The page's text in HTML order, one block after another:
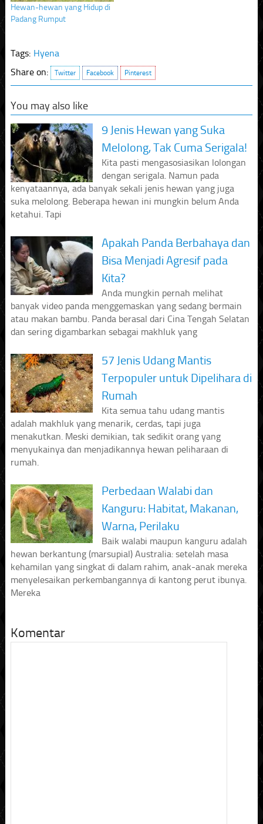
Hewan-hewan yang Hidup di
Padang Rumput
Tags: Hyena
Share on:
Twitter Facebook Pinterest
You may also like
9 Jenis Hewan yang Suka
Melolong, Tak Cuma Serigala!
Kita pasti mengasosiasikan lolongan
dengan serigala. Namun pada
kenyataannya, ada banyak sekali jenis hewan yang juga
suka melolong. Beberapa hewan ini mungkin belum Anda
ketahui. Tapi
Apakah Panda Berbahaya dan
Bisa Menjadi Agresif pada
Kita?
Anda mungkin pernah melihat
banyak video panda menggemaskan yang sedang bermain
atau makan bambu. Panda berasal dari Cina Tengah Selatan
dan sering digambarkan sebagai makhluk yang
57 Jenis Udang Mantis
Terpopuler untuk Dipelihara di
Rumah
Kita semua tahu udang mantis
adalah makhluk yang menarik, cerdas, tapi juga
menakutkan. Meski demikian, tak sedikit orang yang
menyukainya dan menjadikannya hewan peliharaan di
rumah.
Perbedaan Walabi dan
Kanguru: Habitat, Makanan,
Warna, Perilaku
Baik walabi maupun kanguru adalah
hewan berkantung (marsupial) Australia: setelah masa
kehamilan yang singkat di dalam rahim, anak-anak mereka
menyelesaikan perkembangannya di kantong perut ibunya.
Mereka
Komentar